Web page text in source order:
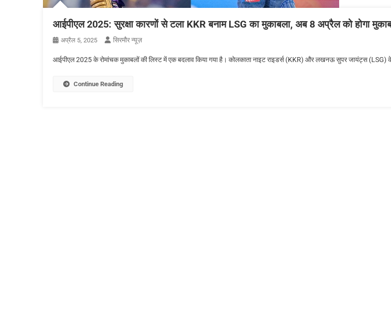
आईपीएल 2025: सुरक्षा कारणों से टला KKR बनाम LSG का मुकाबला, अब 8 अप्रैल को होगा
अप्रैल 5, 2025 सिरमौर न्यूज़
आईपीएल 2025 के रोमांचक मुकाबलों की लिस्ट में एक बदलाव किया गया है। कोलकाता नाइट राइडर्स (KKR) और लखनऊ सुपर जायंट्स (LSG) के
Continue Reading